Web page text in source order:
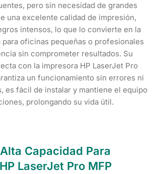
pero sin necesidad de grandes
una excelente calidad de impresión,
intensos, lo que lo convierte en la
oficinas pequeñas o profesionales
sin comprometer resultados. Su
con la impresora HP LaserJet Pro
un funcionamiento sin errores ni
es fácil de instalar y mantiene el equipo
prolongando su vida útil.
Capacidad Para
LaserJet Pro MFP